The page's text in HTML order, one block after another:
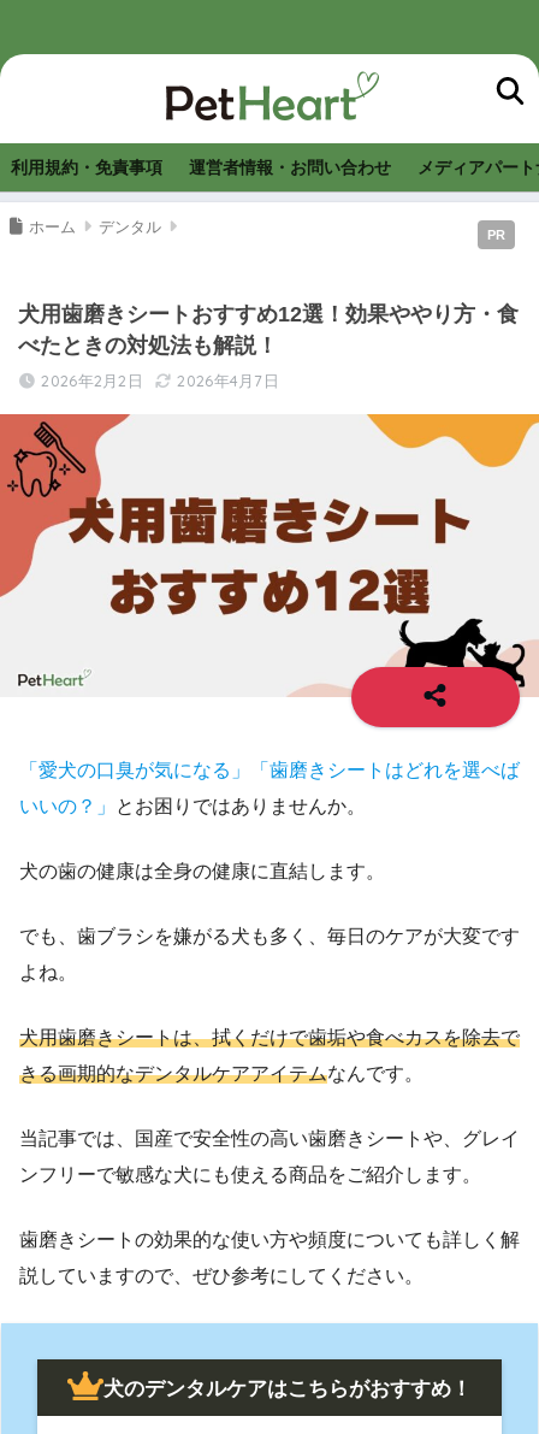
利用規約・免責事項 運営者情報・お問い合わせ メディアパー
PR
ホーム デンタル
犬用歯磨きシートおすすめ12選！効果ややり方・食
べたときの対処法も解説！
2026年2月2日 2026年4月7日
「愛犬の口臭が気になる」「歯磨きシートはどれを選べば
いいの？」
とお困りではありませんか。
犬の歯の健康は全身の健康に直結します。
でも、歯ブラシを嫌がる犬も多く、毎日のケアが大変です
よね。
犬用歯磨きシートは、拭くだけで歯垢や食べカスを除去で
きる画期的なデンタルケアアイテムなんです。
当記事では、国産で安全性の高い歯磨きシートや、グレイ
ンフリーで敏感な犬にも使える商品をご紹介します。
歯磨きシートの効果的な使い方や頻度についても詳しく解
説していますので、ぜひ参考にしてください。
犬のデンタルケアはこちらがおすすめ！